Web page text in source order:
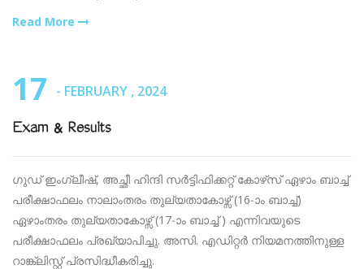
Read More
17 - FEBRUARY , 2024
Exam & Results
ഗുഡ് ഇംഗ്ലീഷ്, അച്ഛീ ഹിന്ദി സര്‍ട്ടിഫിക്കറ്റ് കോഴ്‌സ് ഏഴാം ബാച്ച്
പരീക്ഷാഫലം നാലാംതരം തുല്യതാകോഴ്സ് (16-ാം ബാച്ച്)
ഏഴാംതരം തുല്യതാകോഴ്സ് (17-ാം ബാച്ച് ) എന്നിവയുടെ
പരീക്ഷാഫലം പ്രഖ്യാപിച്ചു. അസി. എഡിറ്റർ നിയമനത്തിനുള്ള
റാങ്ക്ലിസ്റ്റ് പ്രസിദ്ധീകരിച്ചു.